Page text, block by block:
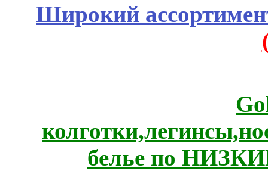
Широкий
белье по